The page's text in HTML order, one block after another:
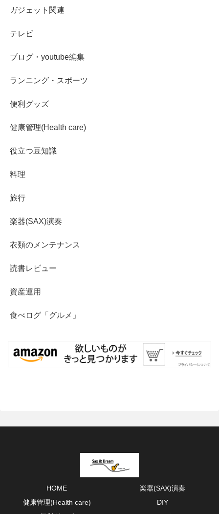
ガジェット関連
テレビ
ブログ・youtube編集
ランニング・スポーツ
便利グッズ
健康管理(Health care)
役立つ豆知識
料理
旅行
楽器(SAX)演奏
衣類のメンテナンス
読書レビュー
資産運用
食べログ「グルメ」
HOME
楽器(SAX)演奏
健康管理(Health care)
DIY